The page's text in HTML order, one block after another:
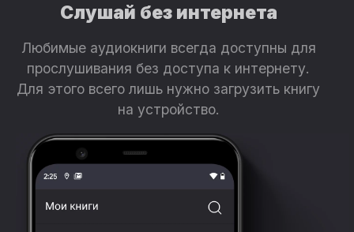
Слушай без интернета
Любимые аудиокниги всегда доступны для
прослушивания без доступа к интернету.
Для этого всего лишь нужно загрузить книгу
на устройство.